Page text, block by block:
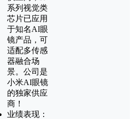
系列视觉类
芯片已应用
于知名AI眼
镜产品，可
适配多传感
器融合场
景。公司是
小米AI眼镜
的独家供应
商！
业绩表现：